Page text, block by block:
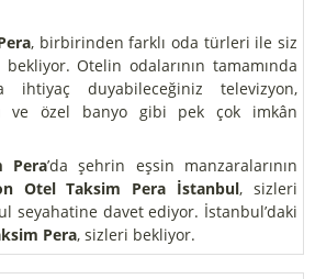
, birbirinden farklı oda türleri ile siz
Otelin odalarının tamamında
ihtiyaç duyabileceğiniz televizyon,
ve özel banyo gibi pek çok imkân
Pera’da şehrin eşsin manzaralarının
Otel Taksim Pera İstanbul, sizleri
seyahatine davet ediyor. İstanbul’daki
Pera, sizleri bekliyor.